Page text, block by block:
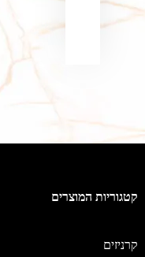
קטגוריות המוצרים
קרניזים